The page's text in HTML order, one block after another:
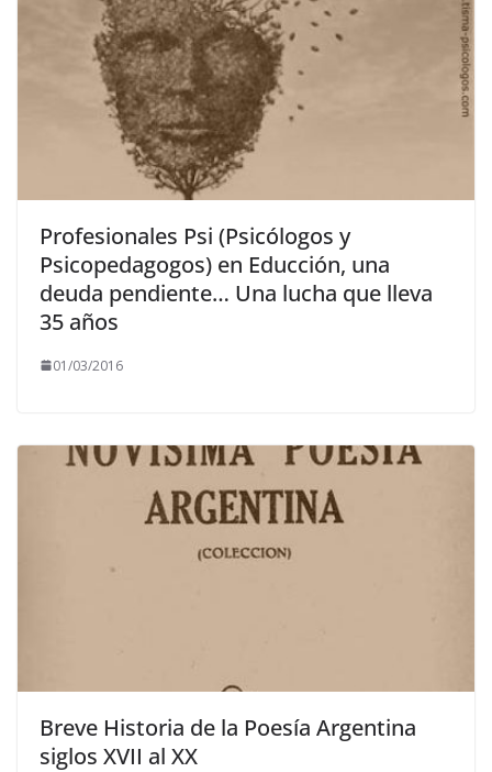
Profesionales Psi (Psicólogos y
Psicopedagogos) en Educción, una
deuda pendiente… Una lucha que lleva
35 años
01/03/2016
Breve Historia de la Poesía Argentina
siglos XVII al XX